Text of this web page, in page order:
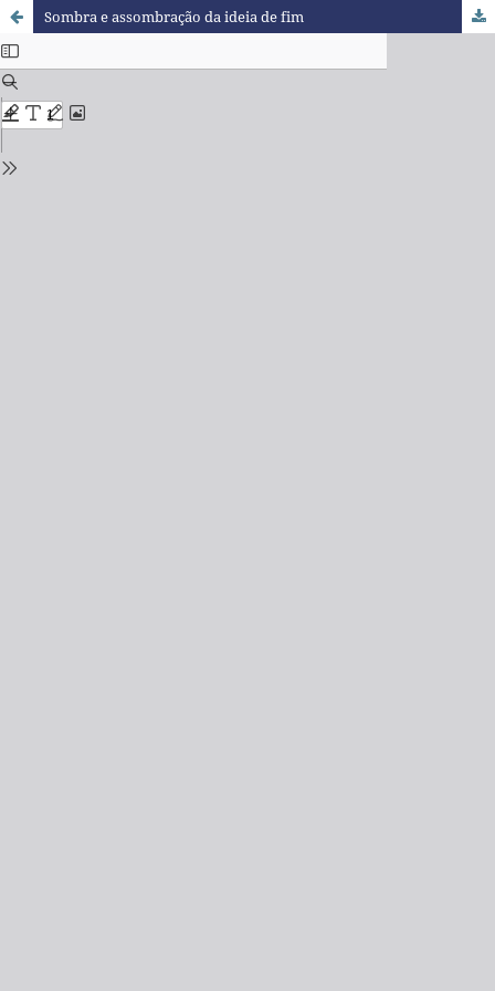
Sombra e assombração da ideia de fim